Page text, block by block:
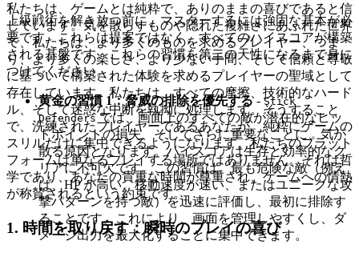
上級戦術を解き放つ前に、マスターするには強固な基本が必
要です。これらは提案ではなく、すべてのハイスコアが構築
される基盤です。これらの習慣を第二の天性になるまで身に
つけてください。
黄金の習慣 1：脅威の排除を優先する- Stick
Defendersでは、画面上のすべての敵が潜在的なヒッ
トポイントの損失、そしてさらに重要なことに、気が
散る原因となります。ハイスコアは生存と効率的なク
リアに不可欠です。この習慣は、最も危険な敵（例え
ば、HP が高い、移動速度が速い、またはユニークな攻
撃パターンを持つ敵）を迅速に評価し、最初に排除す
ることです。これにより、画面を管理しやすくし、ダ
メージ出力を最大化することに集中できます。
私たちは、ゲームとは純粋で、ありのままの喜びであると信
じています。気を散らすものや隠れた複雑さにあふれた世界
で、私たちは、より多くのものを求めるプレイヤー、つま
り、より多くの楽しさ、より少ない手間、そして信頼と尊敬
に基づいて構築された体験を求めるプレイヤーの聖域として
存在しています。私たちは、すべての摩擦、技術的なハード
ル、そして迷惑な中断を執拗に処理します。そうすること
で、洗練されたプレイヤーであるあなたが、純粋にゲームの
スリルだけに集中できるようになります。私たちのプラット
フォームは単なるプレイする場所ではありません。それは哲
学であり、あなたの貴重な時間が尊重され、ゲームへの情熱
が称賛されるという約束です。
1. 時間を取り戻す：瞬時のプレイの喜び